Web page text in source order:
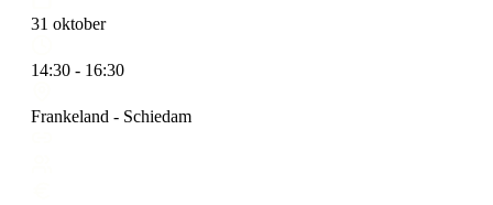
31 oktober
14:30 - 16:30
Frankeland - Schiedam